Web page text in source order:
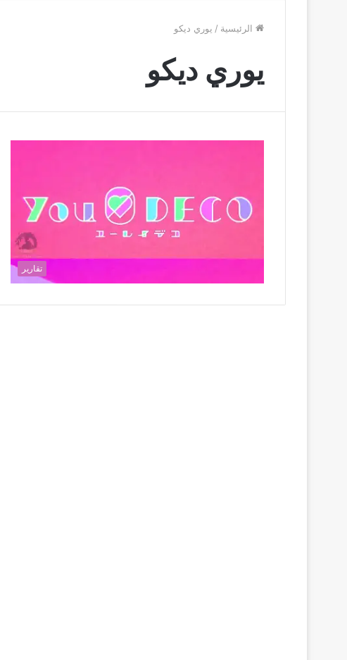
الرئيسية / يوري ديكو
يوري ديكو
تقارير